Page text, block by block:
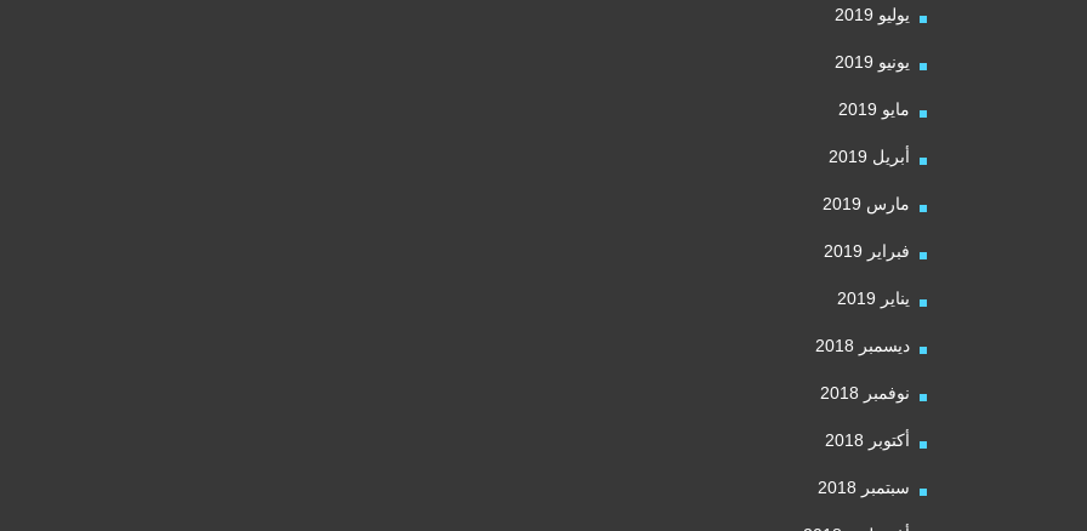
يوليو 2019
يونيو 2019
مايو 2019
أبريل 2019
مارس 2019
فبراير 2019
يناير 2019
ديسمبر 2018
نوفمبر 2018
أكتوبر 2018
سبتمبر 2018